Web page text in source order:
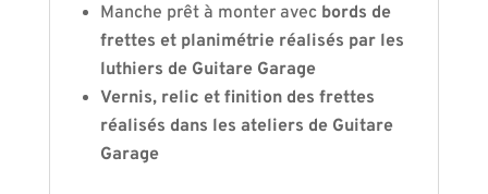
Manche prêt à monter avec bords de
frettes et planimétrie réalisés par les
luthiers de Guitare Garage
Vernis, relic et finition des frettes
réalisés dans les ateliers de Guitare
Garage